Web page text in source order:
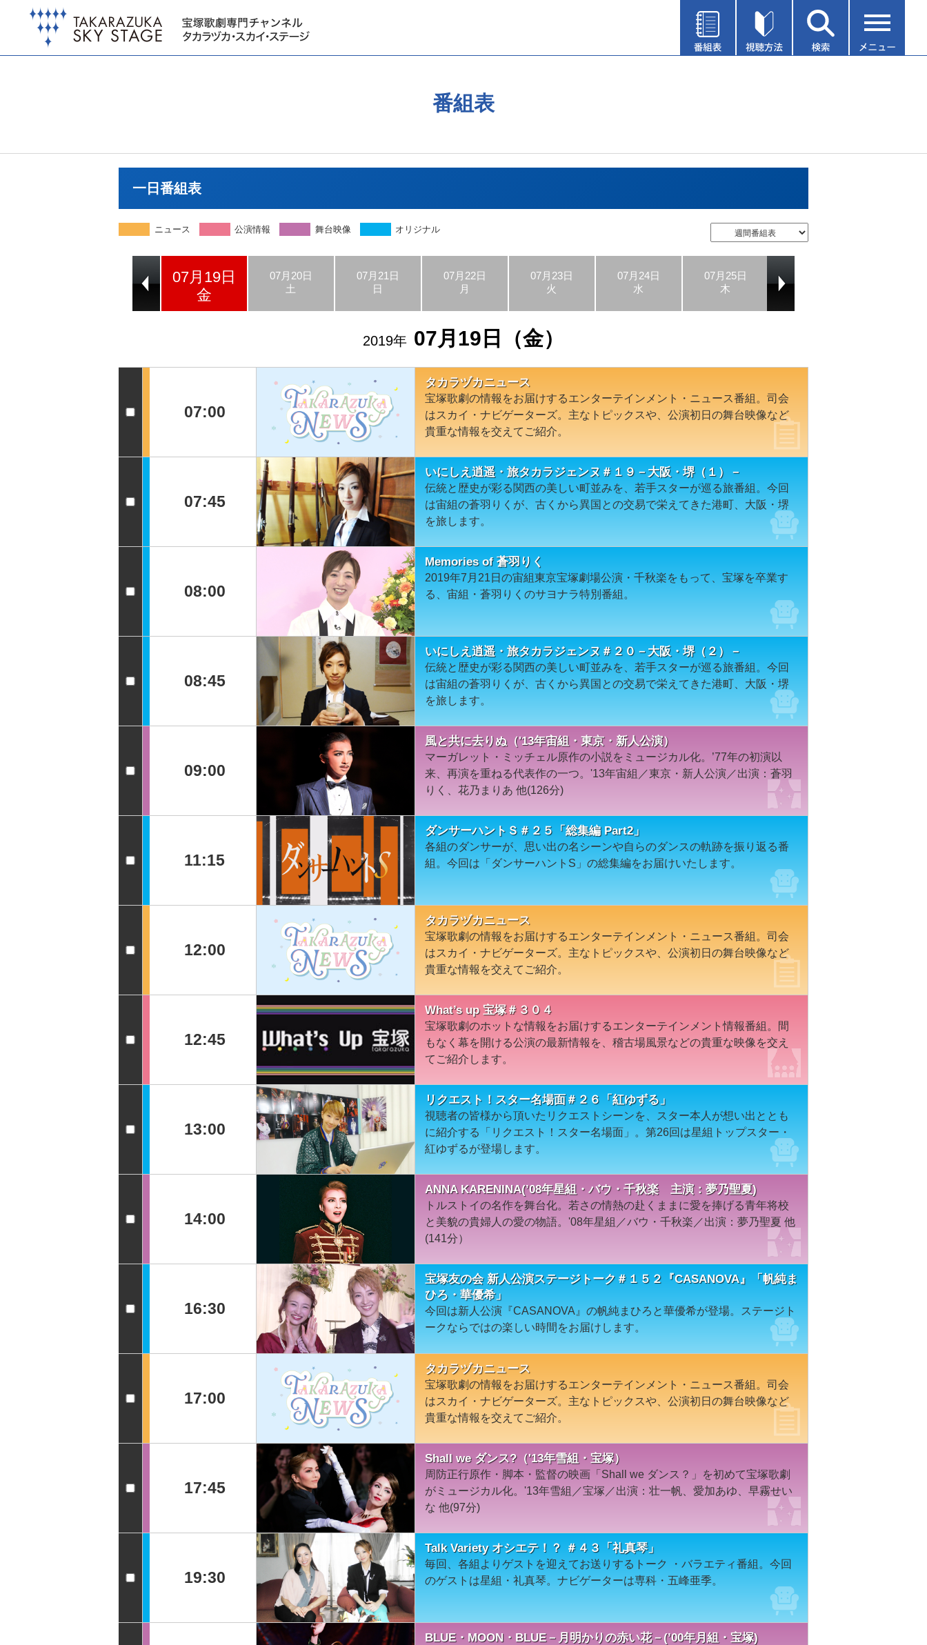
番組表
一日番組表
ニュース 公演情報 舞台映像 オリジナル
07月19日
金
07月20日
土
07月21日
日
07月22日
月
07月23日
火
07月24日
水
07月25日
木
2019年 07月19日（金）
07:00
タカラヅカニュース
宝塚歌劇の情報をお届けするエンターテインメント・ニュース番組。司会
はスカイ・ナビゲーターズ。主なトピックスや、公演初日の舞台映像など
貴重な情報を交えてご紹介。
07:45
いにしえ逍遥・旅タカラジェンヌ＃１９－大阪・堺（１）－
伝統と歴史が彩る関西の美しい町並みを、若手スターが巡る旅番組。今回
は宙組の蒼羽りくが、古くから異国との交易で栄えてきた港町、大阪・堺
を旅します。
08:00
Memories of 蒼羽りく
2019年7月21日の宙組東京宝塚劇場公演・千秋楽をもって、宝塚を卒業す
る、宙組・蒼羽りくのサヨナラ特別番組。
08:45
いにしえ逍遥・旅タカラジェンヌ＃２０－大阪・堺（２）－
伝統と歴史が彩る関西の美しい町並みを、若手スターが巡る旅番組。今回
は宙組の蒼羽りくが、古くから異国との交易で栄えてきた港町、大阪・堺
を旅します。
09:00
風と共に去りぬ（'13年宙組・東京・新人公演）
マーガレット・ミッチェル原作の小説をミュージカル化。’77年の初演以
来、再演を重ねる代表作の一つ。'13年宙組／東京・新人公演／出演：蒼羽
りく、花乃まりあ 他(126分)
11:15
ダンサーハントＳ＃２５「総集編 Part2」
各組のダンサーが、思い出の名シーンや自らのダンスの軌跡を振り返る番
組。今回は「ダンサーハントS」の総集編をお届けいたします。
12:00
タカラヅカニュース
宝塚歌劇の情報をお届けするエンターテインメント・ニュース番組。司会
はスカイ・ナビゲーターズ。主なトピックスや、公演初日の舞台映像など
貴重な情報を交えてご紹介。
12:45
What’s up 宝塚＃３０４
宝塚歌劇のホットな情報をお届けするエンターテインメント情報番組。間
もなく幕を開ける公演の最新情報を、稽古場風景などの貴重な映像を交え
てご紹介します。
13:00
リクエスト！スター名場面＃２６「紅ゆずる」
視聴者の皆様から頂いたリクエストシーンを、スター本人が想い出ととも
に紹介する「リクエスト！スター名場面」。第26回は星組トップスター・
紅ゆずるが登場します。
14:00
ANNA KARENINA(’08年星組・バウ・千秋楽 主演：夢乃聖夏)
トルストイの名作を舞台化。若さの情熱の赴くままに愛を捧げる青年将校
と美貌の貴婦人の愛の物語。'08年星組／バウ・千秋楽／出演：夢乃聖夏 他
(141分）
16:30
宝塚友の会 新人公演ステージトーク＃１５２『CASANOVA』「帆純ま
ひろ・華優希」
今回は新人公演『CASANOVA』の帆純まひろと華優希が登場。ステージト
ークならではの楽しい時間をお届けします。
17:00
タカラヅカニュース
宝塚歌劇の情報をお届けするエンターテインメント・ニュース番組。司会
はスカイ・ナビゲーターズ。主なトピックスや、公演初日の舞台映像など
貴重な情報を交えてご紹介。
17:45
Shall we ダンス?（'13年雪組・宝塚）
周防正行原作・脚本・監督の映画「Shall we ダンス？」を初めて宝塚歌劇
がミュージカル化。'13年雪組／宝塚／出演：壮一帆、愛加あゆ、早霧せい
な 他(97分)
19:30
Talk Variety オシエテ！？ ＃４３「礼真琴」
毎回、各組よりゲストを迎えてお送りするトーク ・バラエティ番組。今回
のゲストは星組・礼真琴。ナビゲーターは専科・五峰亜季。
BLUE・MOON・BLUE－月明かりの赤い花－(’00年月組・宝塚)